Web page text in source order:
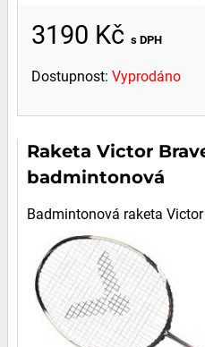
3190 Kč s DPH
Dostupnost: Vyprodáno
Raketa Victor
badmintonová
Badmintonová raketa